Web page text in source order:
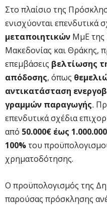
Στο πλαίσιο της
ενισχύονται επενδυτικά
μεταποιητικών ΜμΕ της
Μακεδονίας και Θράκης,
επεμβάσεις βελτίωσης
απόδοσης, όπως
αντικατάσταση
γραμμών παραγωγής.
επενδυτικά σχέδια
από 50.000€ έως
100%του
χρηματοδότησης.
Ο προϋπολογισμός της
παρούσας πρόσκλησης